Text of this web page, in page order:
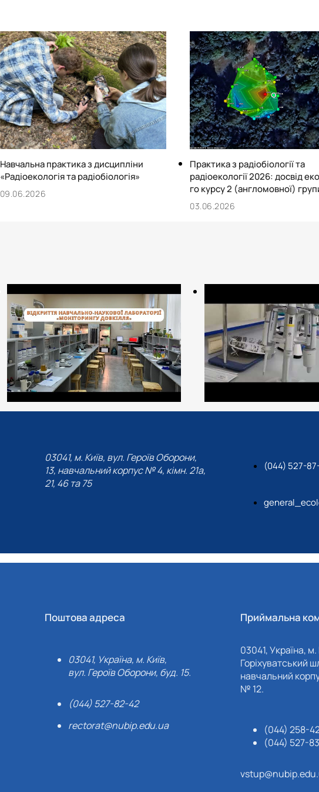
електроенергетики”,
знань”, “Цивільний захист”,
“Сільськогосподарська
Штат кафедри
академік, 2 доктори та 10
Навчальна практика з дисципліни
«Радіоекологія та радіобіологія»
09.06.2026
Практика з радіобіології та
радіоекології 2026: досвід
го курсу 2 (англомовної)
03.06.2026
03041, м. Київ, вул. Героїв Оборони,
13, навчальний корпус № 4, кімн. 21а,
21, 46 та 75
(044) 527-
Поштова адреса
03041, Україна, м. Київ,
вул. Героїв Оборони, буд. 15.
(044) 527-82-42
rectorat@nubip.edu.ua
Приймальна
03041, Україна, м.
Горіхуватський
навчальний
№ 12.
(044) 258-
(044) 527-